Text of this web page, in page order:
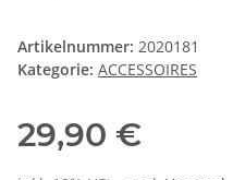
Artikelnummer: 2020181
Kategorie: ACCESSOIRES
29,90 €